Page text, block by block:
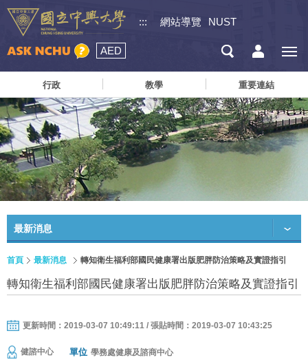
::: 網站導覽 NUST
AED
行政 教學 重要連結
最新消息
首頁 最新消息 轉知衛生福利部國民健康署出版肥胖防治策略及實證指引
轉知衛生福利部國民健康署出版肥胖防治策略及實證指引
更新時間：2019-03-07 10:49:11 / 張貼時間：2019-03-07 10:43:25
健諮中心 單位 學務處健康及諮商中心